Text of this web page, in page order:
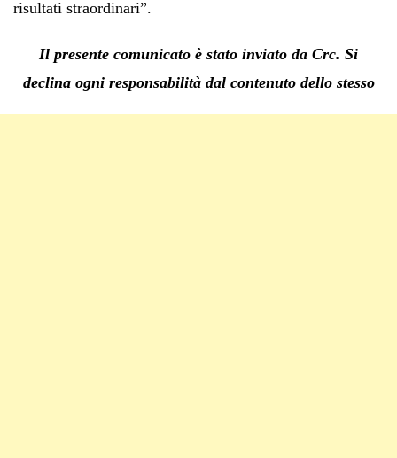
risultati straordinari”.
Il presente comunicato è stato inviato da Crc. Si
declina ogni responsabilità dal contenuto dello stesso